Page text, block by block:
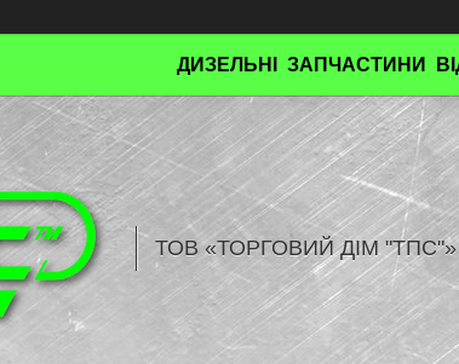
ДИЗЕЛЬНІ ЗАПЧАСТИНИ
ТОВ «ТОРГОВИЙ ДІМ "ТПС"»